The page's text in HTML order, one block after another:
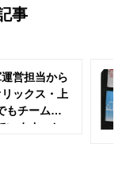
事
営担当から
ックス・上
もチームの
ます」と